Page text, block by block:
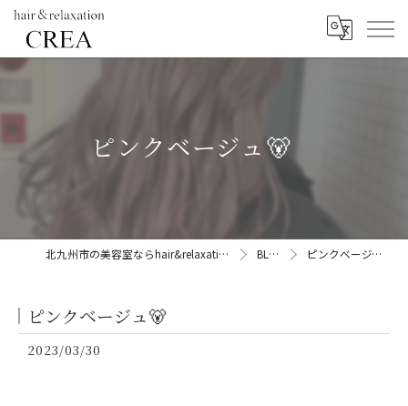
ピンクベージュ🐻
北九州市の美容室ならhair&relaxation CREA BLOG ピンクベージュ🐻
ピンクベージュ🐻
2023/03/30